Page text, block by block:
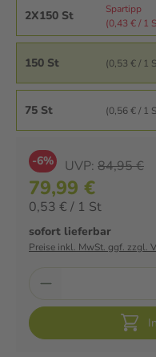
2X150 St
Spartipp
(0,43 € / 1
150 St (0,53 € / 1
75 St (0,56 € / 1
-6% UVP: 84,95 €
79,99 €
0,53 € / 1 St
sofort lieferbar
Preise inkl. MwSt. ggf. zzgl.